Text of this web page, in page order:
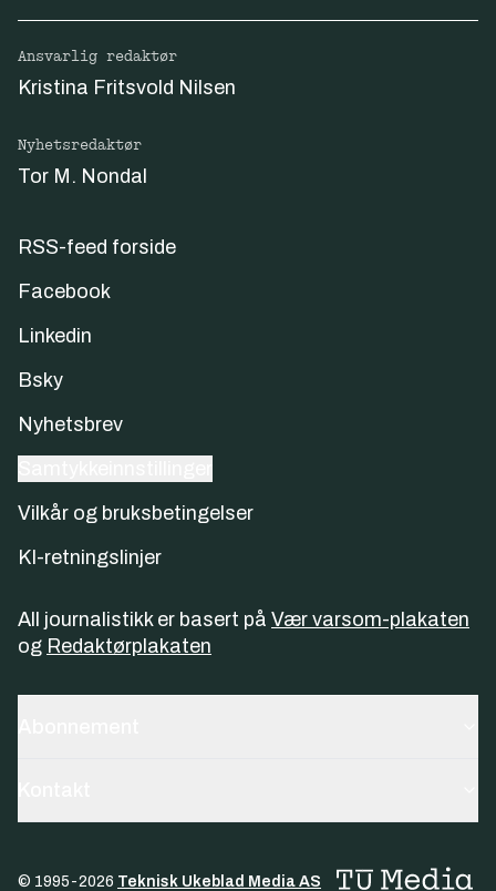
Ansvarlig redaktør
Kristina Fritsvold Nilsen
Nyhetsredaktør
Tor M. Nondal
RSS-feed forside
Facebook
Linkedin
Bsky
Nyhetsbrev
Vilkår og bruksbetingelser
KI-retningslinjer
All journalistikk er basert på Vær varsom-plakaten
og Redaktørplakaten
© 1995-2026 Teknisk Ukeblad Media AS